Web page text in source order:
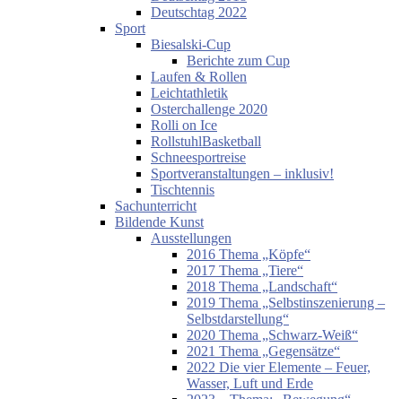
Deutschtag 2022
Sport
Biesalski-Cup
Berichte zum Cup
Laufen & Rollen
Leichtathletik
Osterchallenge 2020
Rolli on Ice
RollstuhlBasketball
Schneesportreise
Sportveranstaltungen – inklusiv!
Tischtennis
Sachunterricht
Bildende Kunst
Ausstellungen
2016 Thema „Köpfe“
2017 Thema „Tiere“
2018 Thema „Landschaft“
2019 Thema „Selbstinszenierung –
Selbstdarstellung“
2020 Thema „Schwarz-Weiß“
2021 Thema „Gegensätze“
2022 Die vier Elemente – Feuer,
Wasser, Luft und Erde